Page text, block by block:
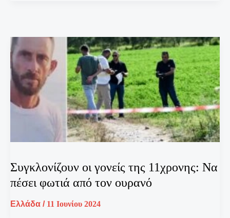
Συγκλονίζουν οι γονείς της 11χρονης: Να
πέσει φωτιά από τον ουρανό
Ελλάδα / 11 Ιουνίου 2024